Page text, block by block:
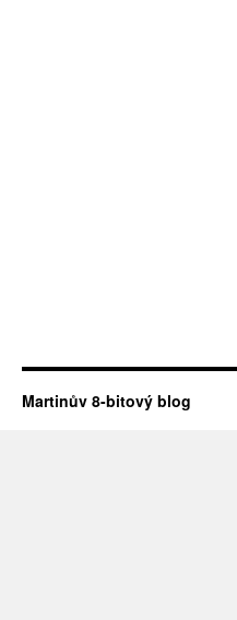
Martinův 8-bitový blog